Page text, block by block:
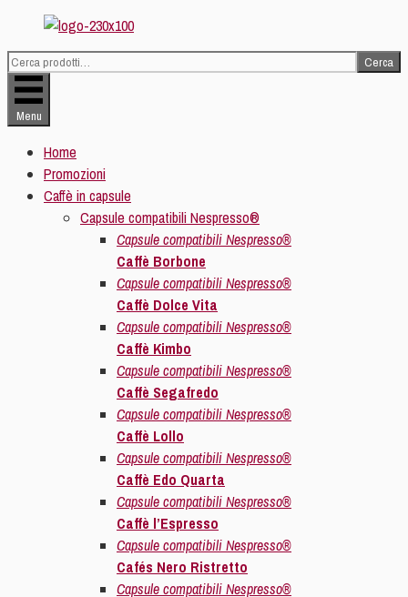
al
contenuto
Cerca: Cerca
Menu
Home
Promozioni
Caffè in capsule
Capsule compatibili Nespresso®
Capsule compatibili Nespresso®
Caffè Borbone
Capsule compatibili Nespresso®
Caffè Dolce Vita
Capsule compatibili Nespresso®
Caffè Kimbo
Capsule compatibili Nespresso®
Caffè Segafredo
Capsule compatibili Nespresso®
Caffè Lollo
Capsule compatibili Nespresso®
Caffè Edo Quarta
Capsule compatibili Nespresso®
Caffè l’Espresso
Capsule compatibili Nespresso®
Cafés Nero Ristretto
Capsule compatibili Nespresso®